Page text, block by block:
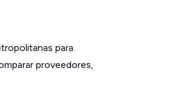
para
proveedores,